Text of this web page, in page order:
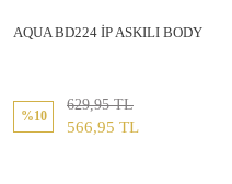
AQUA BD224 İP ASKILI BODY
%10
629,95 TL
566,95 TL